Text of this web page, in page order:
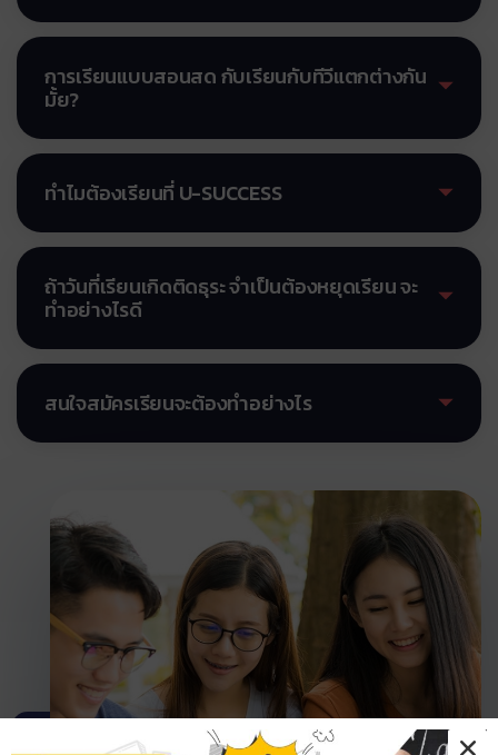
การเรียนพิเศษแบบกลุ่มใหญ่ หรือการเรียนผ่านระบบ
โทรทัศน์ ไม่สามารถตอบคำถามและข้อสงสัยของนักเรียนได้
ทุกคน เนื่องจากผู้สอนจะต้องมองนักเรียนส่วนใหญ่เป็นหลัก
ต่อตัว หรือกลุ่มย่อยนั้น จะส่งผลให้นักเรียนสามารถเรียนรู้ได้
สามารถซักถามข้อสงสัยได้ทันที สามารถให้ผู้สอนสอนเพิ่ม
การเรียนแบบสอนสด กับเรียนกับทีวีแตกต่างกัน
มั้ย?
คำถามนี้คงมีผู้ปกครองหลายท่านสงสัย เพราะการเรียนผ่าน
ทีวีในขณะนี้ได้รับความนิยมสูงเนื่องจากได้เรียนกับอาจารย์
ตอบคำถามเราได้ ข้อสงสัยต่างๆ ที่เกิดขึ้นระหว่างการเรียน
เรื้อรังที่ทำให้ผู้เรียนไม่เข้าใจอย่างแท้จริง ต่างกับการเรียน
แบบสอนสดที่ผู้เรียนสามารถสอบถามข้อสงสัยกับอาจารย์
กรรมอื่นๆ ได้เช่น เล่นโทรศัพท์มือถือ นอนหลับ คุยกับ
ทำไมต้องเรียนที่ U-SUCCESS
เพราะ U-SUCCESS ให้คุณมากกว่าการเรียน เรายินดีให้คำ
ปรึกษา แนะนำการเรียน การศึกษาต่อ ตอบข้อสงสัย ดูแลผู้
เรียนเหมือนคนในครอบครัวของเรา ด้วยความเต็มใจ
วงจร เดินทางสะดวกด้วย BTS สถานีช่องนนทรี โรงเรียนกวด
ศึกษาของคุณ
ถ้าวันที่เรียนเกิดติดธุระ จำเป็นต้องหยุดเรียน จะ
ทำอย่างไรดี
ถ้าวันที่เรียนมีธุระจำเป็น ทำให้มาเรียนไม่ได้ สำหรับกลุ่มส่วน
ตัว ทางโรงเรียนไม่ได้ตัดชั่วโมงเรียนนะครับ แต่น้องๆ หรือผู้
โรงเรียนจะได้แจ้งครูผู้สอนทันครับ ซึ่งแตกต่างกับการเรียน
สนใจสมัครเรียนจะต้องทำอย่างไร
โทรศัพท์ 086-329-5571 หรือ 02-236-8736
Line ID u-success
Facebookwww.facebook.com/u.success.center
หรือสะดวกเดินทางหาเราโดยตรงได้ตามแผนที่>คลิก<
เดินทางสะดวกสบายด้วย
รถไฟฟ้า BTS สถานีช่องนนทรี ทางออกที่ 4
รถโดยสารด่วนพิเศษ BRT